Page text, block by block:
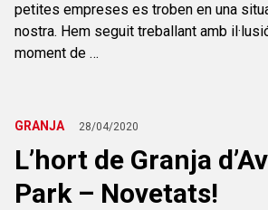
petites empreses es troben en una
nostra. Hem seguit treballant amb
moment de …
GRANJA 28/04/2020
L’hort de Granja
Park – Novetats!